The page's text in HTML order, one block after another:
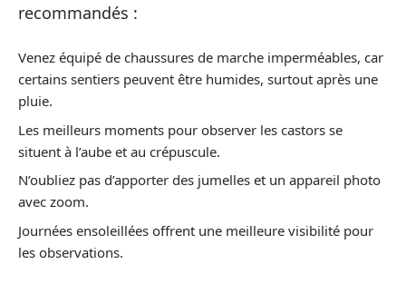
recommandés :
Venez équipé de chaussures de marche imperméables, car
certains sentiers peuvent être humides, surtout après une
pluie.
Les meilleurs moments pour observer les castors se
situent à l’aube et au crépuscule.
N’oubliez pas d’apporter des jumelles et un appareil photo
avec zoom.
Journées ensoleillées offrent une meilleure visibilité pour
les observations.